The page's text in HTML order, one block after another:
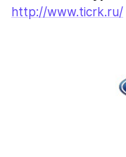
http://www.ticrk.ru/